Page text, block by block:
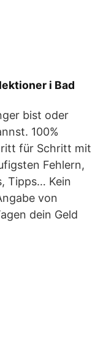
i Bad
bist oder
100%
für Schritt mit
Fehlern,
Tipps… Kein
von
dein Geld